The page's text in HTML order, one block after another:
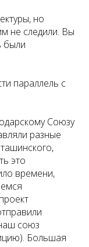
но
не следили. Вы
были
параллель с
Союзу
разные
это
времени,
союз
Большая